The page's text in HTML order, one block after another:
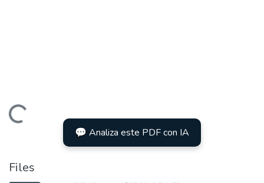
Loading... 💬 Analiza este PDF con IA
Files